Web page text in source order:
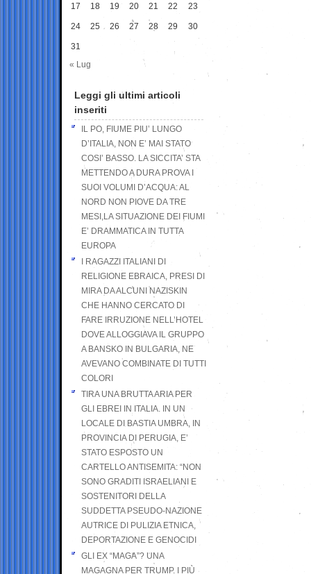
17 18 19 20 21 22 23
24 25 26 27 28 29 30
31
« Lug
Leggi gli ultimi articoli
inseriti
IL PO, FIUME PIU’ LUNGO
D’ITALIA, NON E’ MAI STATO
COSI’ BASSO. LA SICCITA’ STA
METTENDO A DURA PROVA I
SUOI VOLUMI D’ACQUA: AL
NORD NON PIOVE DA TRE
MESI,LA SITUAZIONE DEI FIUMI
E’ DRAMMATICA IN TUTTA
EUROPA
I RAGAZZI ITALIANI DI
RELIGIONE EBRAICA, PRESI DI
MIRA DA ALCUNI NAZISKIN
CHE HANNO CERCATO DI
FARE IRRUZIONE NELL’HOTEL
DOVE ALLOGGIAVA IL GRUPPO
A BANSKO IN BULGARIA, NE
AVEVANO COMBINATE DI TUTTI
COLORI
TIRA UNA BRUTTA ARIA PER
GLI EBREI IN ITALIA. IN UN
LOCALE DI BASTIA UMBRA, IN
PROVINCIA DI PERUGIA, E’
STATO ESPOSTO UN
CARTELLO ANTISEMITA: “NON
SONO GRADITI ISRAELIANI E
SOSTENITORI DELLA
SUDDETTA PSEUDO-NAZIONE
AUTRICE DI PULIZIA ETNICA,
DEPORTAZIONE E GENOCIDI
GLI EX “MAGA”? UNA
MAGAGNA PER TRUMP. I PIÙ